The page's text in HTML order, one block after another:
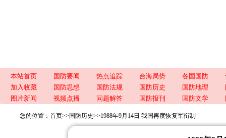
本站首页 国防要闻 热点追踪 台海局势 各国国防
加入收藏
国防思想 国防法规 国防历史 国防地理
图片新闻
视频点播 问题解答 国防报刊 国防文学
您的位置： 首页>> 国防历史>>1988年9月14日 我国再度恢复军衔制